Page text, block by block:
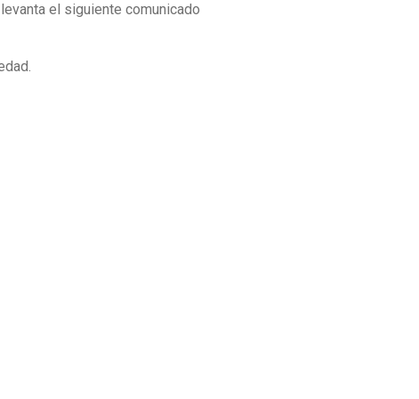
el siguiente comunicado